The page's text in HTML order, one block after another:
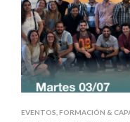
EVENTOS FORMACIÓN &